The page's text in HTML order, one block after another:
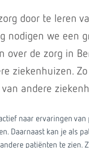
door te leren
nodigen we een
over de zorg in
ziekenhuizen.
andere
naar ervaringen
Daarnaast kan je als
patiënten te zien.